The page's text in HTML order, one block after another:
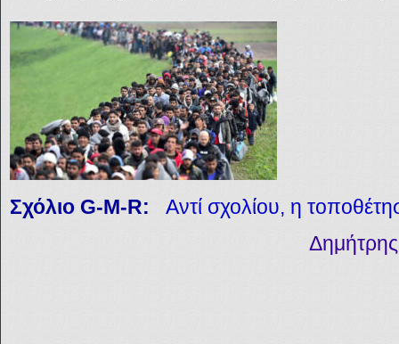
Σχόλιο G-M-R:
Αντί σχολίου, η